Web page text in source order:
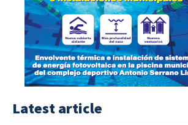
Latest article